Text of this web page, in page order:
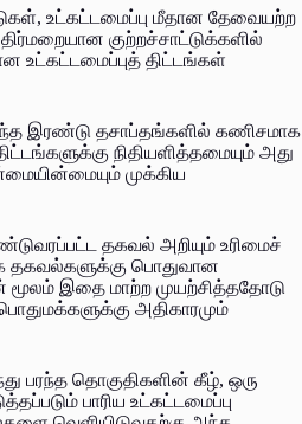
உட்கட்டமைப்பு மீதான தேவையற்ற
குற்றச்சாட்டுக்களில்
உட்கட்டமைப்புத் திட்டங்கள்
இரண்டு தசாப்தங்களில் கணிசமாக
நிதியளித்தமையும் அது
முக்கிய
தகவல் அறியும் உரிமைச்
தகவல்களுக்கு பொதுவான
இதை மாற்ற முயற்சித்ததோடு
அதிகாரமும்
பரந்த தொகுதிகளின் கீழ், ஒரு
பாரிய உட்கட்டமைப்பு